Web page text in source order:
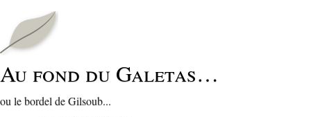
Au fond du Galetas…
ou le bordel de Gilsoub...